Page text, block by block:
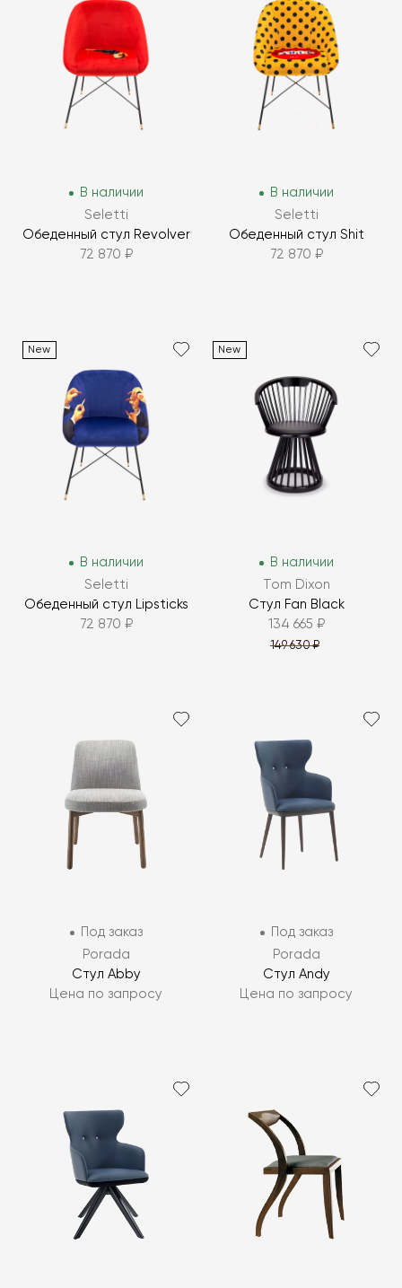
В наличии
Seletti
Обеденный стул Revolver
72 870 ₽
В наличии
Seletti
Обеденный стул Shit
72 870 ₽
New
В наличии
Seletti
Обеденный стул Lipsticks
72 870 ₽
New
В наличии
Tom Dixon
Стул Fan Black
134 665 ₽
149 630 ₽
Под заказ
Porada
Стул Abby
Цена по запросу
Под заказ
Porada
Стул Andy
Цена по запросу